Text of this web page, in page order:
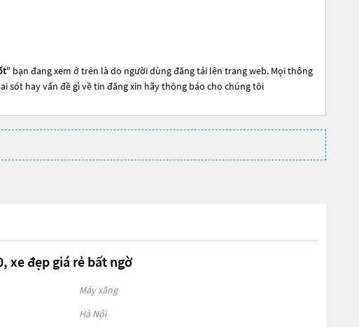
" bạn đang xem ở trên là do người dùng đăng tải lên trang web. Mọi thông
sót hay vấn đề gì về tin đăng xin hãy thông báo cho chúng tôi
xe đẹp giá rẻ bất ngờ
Máy xăng
Hà Nội